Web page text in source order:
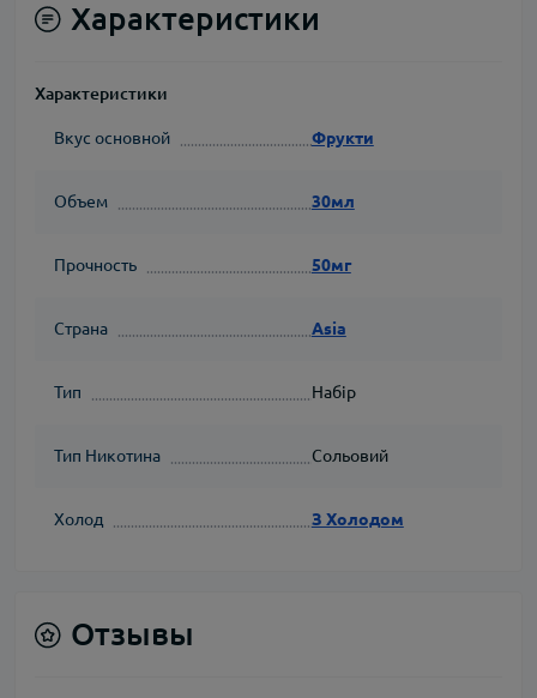
Характеристики
Характеристики
Вкус основной Фрукти
Объем 30мл
Прочность 50мг
Страна Asia
Тип Набір
Тип Никотина Сольовий
Холод З Холодом
Отзывы